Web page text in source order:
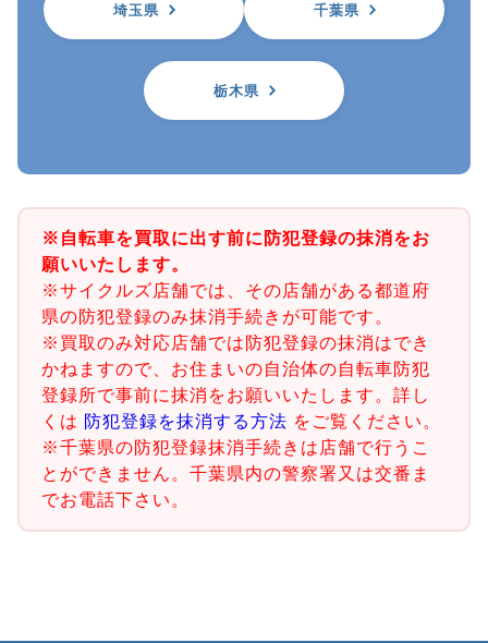
埼玉県 千葉県
栃木県
※自転車を買取に出す前に防犯登録の抹消をお
願いいたします。
※サイクルズ店舗では、その店舗がある都道府
県の防犯登録のみ抹消手続きが可能です。
※買取のみ対応店舗では防犯登録の抹消はでき
かねますので、お住まいの自治体の自転車防犯
登録所で事前に抹消をお願いいたします。詳し
くは 防犯登録を抹消する方法 をご覧ください。
※千葉県の防犯登録抹消手続きは店舗で行うこ
とができません。千葉県内の警察署又は交番ま
でお電話下さい。